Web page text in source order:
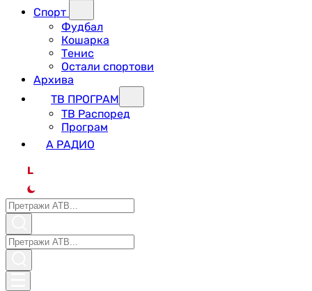
Спорт
Фудбал
Кошарка
Тенис
Остали спортови
Архива
ТВ ПРОГРАМ
ТВ Распоред
Програм
А РАДИО
L